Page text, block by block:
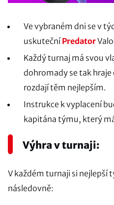
Ve vybraném dni se v
uskutečníPredator
Každý turnaj má svou
dohromady se tak hraje
rozdají těm nejlepším.
Instrukce k vyplacení
kapitána týmu, který
Výhra v turnaji:
V každém turnaji si nejlepší
následovně: